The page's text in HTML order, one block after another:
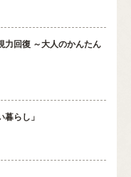
力回復 ～大人のかんたん
らし」